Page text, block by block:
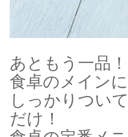
あともう一品
食卓のメイン
しっかりつい
だけ！